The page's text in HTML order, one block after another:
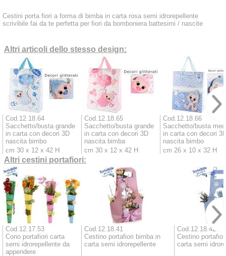
Cestini porta fiori a forma di bimba in carta rosa semi idrorepellente
scrivibile fai da te perfetta per fiori da bomboniera battesimi / nascite
Altri articoli dello stesso design:
Cod.12.18.64
Sacchetto/busta grande
in carta con decori 3D
nascita bimbo
cm 30 x 12 x 42 H
Cod.12.18.65
Sacchetto/busta grande
in carta con decori 3D
nascita bimba
cm 30 x 12 x 42 H
Cod.12.18.66
Sacchetto/busta
in carta con decori
nascita bimbo
cm 26 x 10 x 32 H
Altri cestini portafiori:
Cod.12.17.53
Cono portafiori carta
semi idrorepellente da
appendere
Cod.12.18.41
Cestino portafiori bimba in
carta semi idrorepellente
Cod.12.18.42
Cestino
carta semi